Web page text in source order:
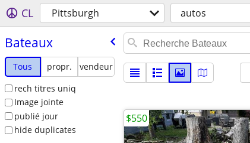
CL Pittsburgh autos
Bateaux
Tous propr.
vendeur
rech titres uniq
Image jointe
publié jour
hide duplicates
$550